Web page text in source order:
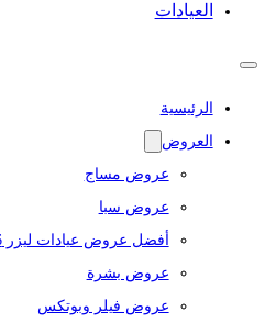
العيادات
الرئيسية
العروض
عروض مساج
عروض سبا
أفضل عروض عيادات ليزر 2026
عروض بشرة
عروض فيلر وبوتكس